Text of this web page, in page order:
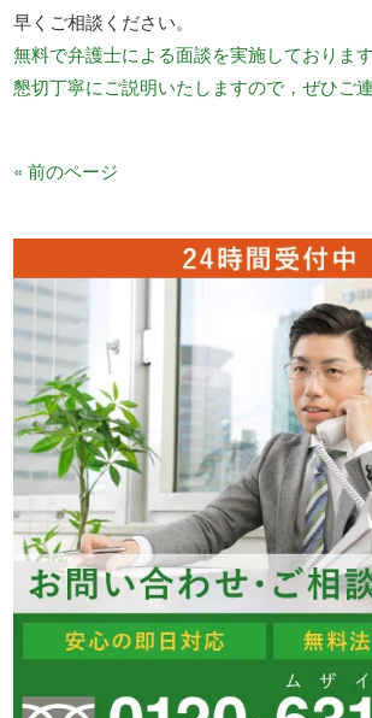
早くご相談ください。
無料で弁護士による面談を実施しております
懇切丁寧にご説明いたしますので，ぜひご連
« 前のページ